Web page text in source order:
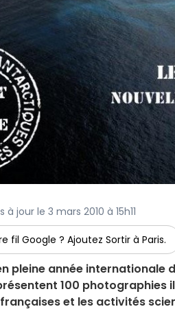
à jour le 3 mars 2010 à 15h11
fil Google ? Ajoutez Sortir à Paris.
pleine année
100
et les activités